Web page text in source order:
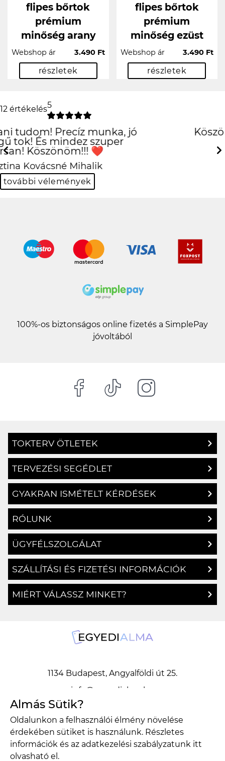
flipes bőrtok
prémium
minőség arany
Webshop ár 3.490 Ft
részletek
flipes bőrtok
prémium
minőség ezüst
Webshop ár 3.490 Ft
részletek
12 értékelés5
Köszönöm szépen király
lett!!
Balázs Halász
Previous
további vélemények
jóvoltából
TOKTERV ÖTLETEK
TERVEZÉSI SEGÉDLET
GYAKRAN ISMÉTELT KÉRDÉSEK
RÓLUNK
ÜGYFÉLSZOLGÁLAT
SZÁLLÍTÁSI ÉS FIZETÉSI INFORMÁCIÓK
MIÉRT VÁLASSZ MINKET?
info@egyedialma.hu
info@egyedialma.hu
Adatkezelési szabályzat
Almás Sütik?
Oldalunkon a felhasználói élmény növelése
érdekében sütiket is használunk. Részletes
információk és az adatkezelési szabályzatunk itt
olvasható el.